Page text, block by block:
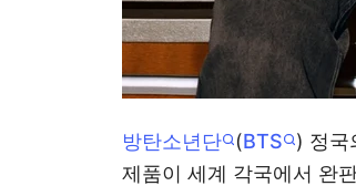
방탄소년단 (BTS
) 정
제품이 세계 각국에서 완